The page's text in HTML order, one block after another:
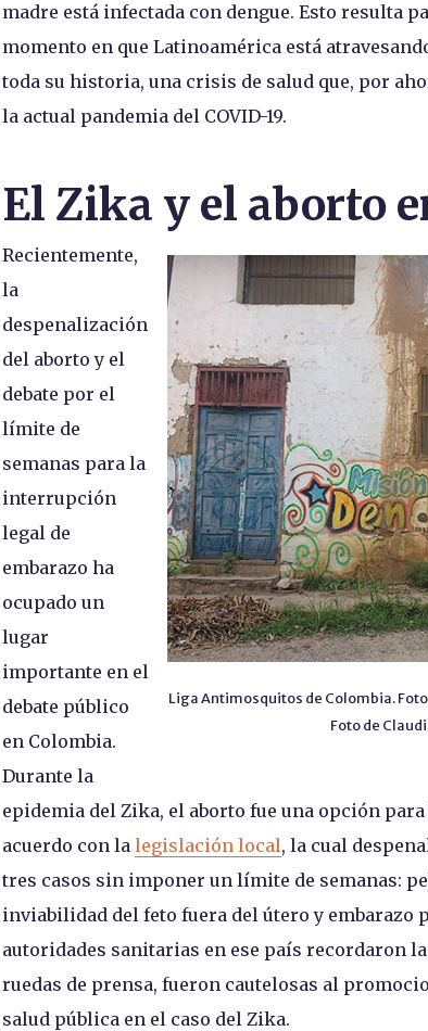
madre está infectada con dengue. Esto resulta
momento en que Latinoamérica está
toda su historia, una crisis de salud que, por
la actual pandemia del COVID-19.
El Zika y el aborto
Liga Antimosquitos de Colombia.
Foto de
Recientemente,
la
despenalización
del aborto y el
debate por el
límite de
semanas para la
interrupción
legal de
embarazo ha
ocupado un
lugar
importante en el
debate público
en Colombia.
Durante la
epidemia del Zika, el aborto fue una opción
acuerdo con la legislación local, la cual
tres casos sin imponer un límite de semanas:
inviabilidad del feto fuera del útero y embarazo
autoridades sanitarias en ese país recordaron
ruedas de prensa, fueron cautelosas al
salud pública en el caso del Zika.